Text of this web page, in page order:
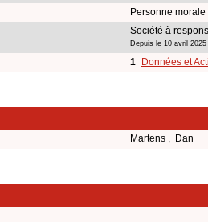
Personne morale
Société à
Depuis le 10 avril 2025
1 Données et
Martens , Dan